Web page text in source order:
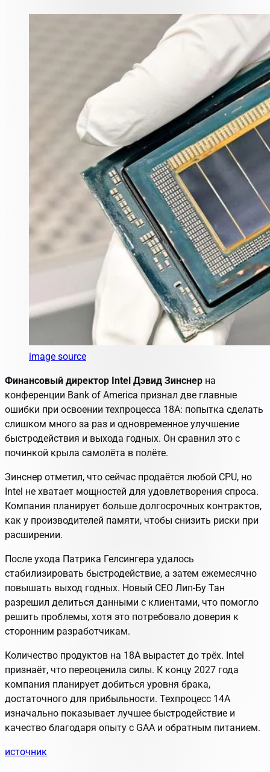
image source
Финансовый директор Intel Дэвид Зинснер на
конференции Bank of America признал две главные
ошибки при освоении техпроцесса 18A: попытка сделать
слишком много за раз и одновременное улучшение
быстродействия и выхода годных. Он сравнил это с
починкой крыла самолёта в полёте.
Зинснер отметил, что сейчас продаётся любой CPU, но
Intel не хватает мощностей для удовлетворения спроса.
Компания планирует больше долгосрочных контрактов,
как у производителей памяти, чтобы снизить риски при
расширении.
После ухода Патрика Гелсингера удалось
стабилизировать быстродействие, а затем ежемесячно
повышать выход годных. Новый CEO Лип-Бу Тан
разрешил делиться данными с клиентами, что помогло
решить проблемы, хотя это потребовало доверия к
сторонним разработчикам.
Количество продуктов на 18A вырастет до трёх. Intel
признаёт, что переоценила силы. К концу 2027 года
компания планирует добиться уровня брака,
достаточного для прибыльности. Техпроцесс 14A
изначально показывает лучшее быстродействие и
качество благодаря опыту с GAA и обратным питанием.
источник